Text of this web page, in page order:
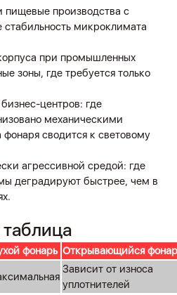
пищевые производства с
микроклимата
при промышленных
зоны, где требуется только
центров: где
механическими
сводится к световому
агрессивной средой: где
деградируют быстрее, чем в
фонарь Открывающийся
Зависит от износа
уплотнителей